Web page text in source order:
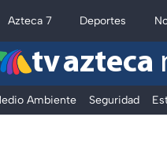
Azteca 7 Deportes
tv azteca
Ambiente Seguridad